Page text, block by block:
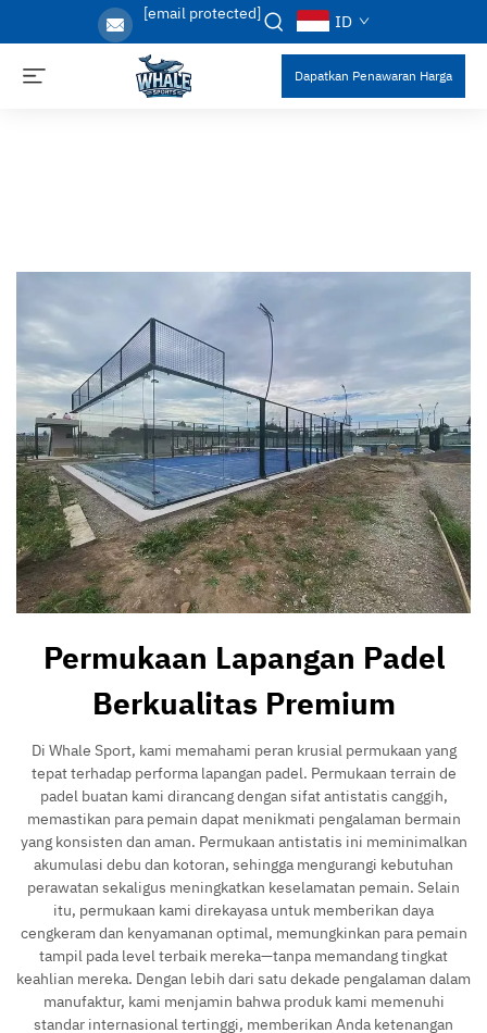
[email protected] ID
Dapatkan Penawaran Harga
Permukaan Lapangan Padel
Berkualitas Premium
Di Whale Sport, kami memahami peran krusial permukaan yang
tepat terhadap performa lapangan padel. Permukaan terrain de
padel buatan kami dirancang dengan sifat antistatis canggih,
memastikan para pemain dapat menikmati pengalaman bermain
yang konsisten dan aman. Permukaan antistatis ini meminimalkan
akumulasi debu dan kotoran, sehingga mengurangi kebutuhan
perawatan sekaligus meningkatkan keselamatan pemain. Selain
itu, permukaan kami direkayasa untuk memberikan daya
cengkeram dan kenyamanan optimal, memungkinkan para pemain
tampil pada level terbaik mereka—tanpa memandang tingkat
keahlian mereka. Dengan lebih dari satu dekade pengalaman dalam
manufaktur, kami menjamin bahwa produk kami memenuhi
standar internasional tertinggi, memberikan Anda ketenangan